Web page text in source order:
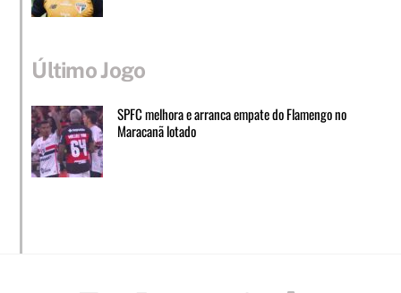
Último Jogo
SPFC melhora e arranca empate do Flamengo no
Maracanã lotado